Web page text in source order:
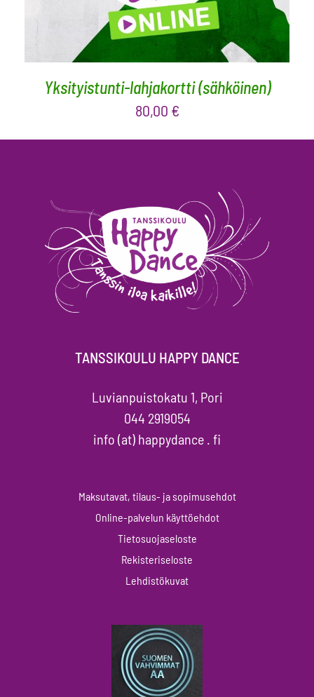
Yksityistunti-lahjakortti (sähköinen)
80,00 €
TANSSIKOULU HAPPY DANCE
Luvianpuistokatu 1, Pori
044 2919054
info (at) happydance . fi
Maksutavat, tilaus- ja sopimusehdot
Online-palvelun käyttöehdot
Tietosuojaseloste
Rekisteriseloste
Lehdistökuvat